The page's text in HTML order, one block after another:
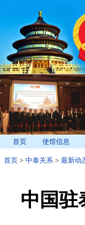
首页 使馆信息
首页 > 中泰关系 > 最新动
中国驻